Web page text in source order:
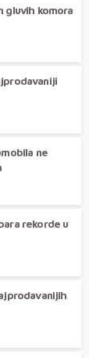
gluvih komora
ne
rekorde u